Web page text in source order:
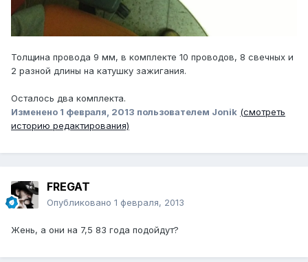
Толщина провода 9 мм, в комплекте 10 проводов, 8 свечных и
2 разной длины на катушку зажигания.
Осталось два комплекта.
Изменено 1 февраля, 2013 пользователем Jonik (смотреть
историю редактирования)
FREGAT
Опубликовано 1 февраля, 2013
Жень, а они на 7,5 83 года подойдут?